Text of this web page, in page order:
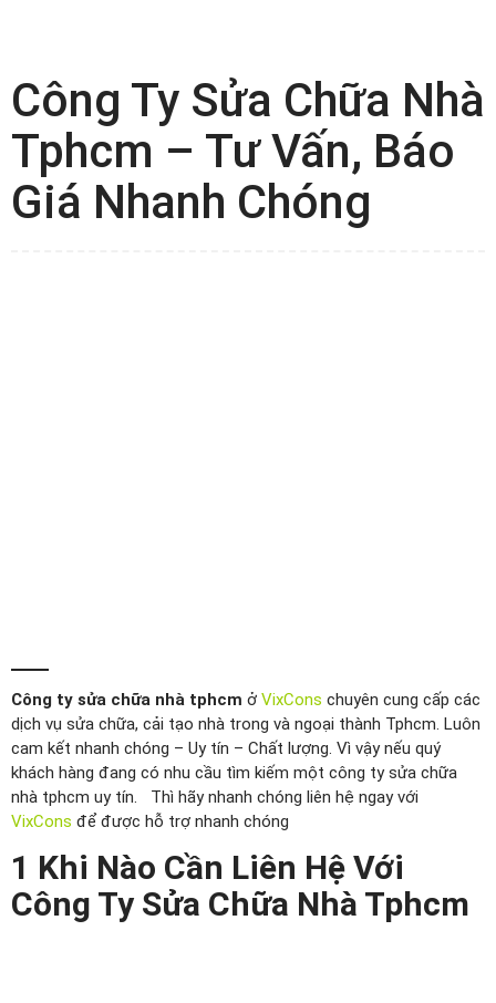
Công Ty Sửa Chữa Nhà
Tphcm – Tư Vấn, Báo
Giá Nhanh Chóng
Công ty sửa chữa nhà tphcm ở VixCons chuyên cung cấp các
dịch vụ sửa chữa, cải tạo nhà trong và ngoại thành Tphcm. Luôn
cam kết nhanh chóng – Uy tín – Chất lượng. Vì vậy nếu quý
khách hàng đang có nhu cầu tìm kiếm một công ty sửa chữa
nhà tphcm uy tín. Thì hãy nhanh chóng liên hệ ngay với
VixCons để được hỗ trợ nhanh chóng
1 Khi Nào Cần Liên Hệ Với
Công Ty Sửa Chữa Nhà Tphcm